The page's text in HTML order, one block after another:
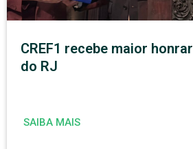
CREF1 recebe maior
do RJ
SAIBA MAIS